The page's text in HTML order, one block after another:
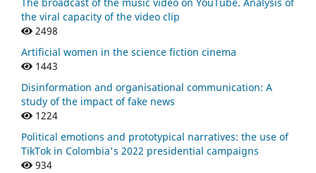
The broadcast of the music video on YouTube. Analysis of
the viral capacity of the video clip
2498
Artificial women in the science fiction cinema
1443
Disinformation and organisational communication: A
study of the impact of fake news
1224
Political emotions and prototypical narratives: the use of
TikTok in Colombia's 2022 presidential campaigns
934